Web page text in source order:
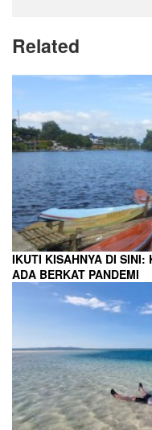
Related
IKUTI KISAHNYA DI SINI:
ADA BERKAT PANDEMI